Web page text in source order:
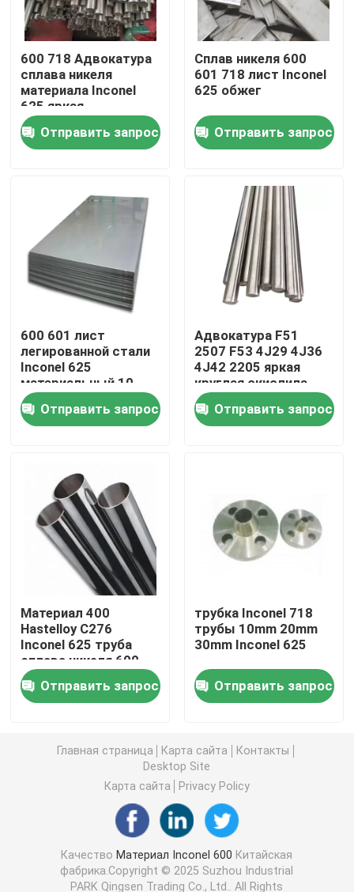
Дом
Продукты
Путешествие фабрики
Проверка качества
Свяжитесь мы
Материал Inconel 600
Материал Inconel 625
Инколой 800 Материал
Материал Inconel 718
Инколой 800 H
Incoloy 800HT
Hastelloy c 22
Hastelloy B3
600 718 Адвокатура
сплава никеля
материала Inconel
625 яркая
Отправить запрос
Сплав никеля 600
601 718 лист Inconel
625 обжег
Отправить запрос
600 601 лист
легированной стали
Inconel 625
материальный 10-
3000mm
Отправить запрос
Адвокатура F51
2507 F53 4J29 4J36
4J42 2205 яркая
круглая окислила
Отправить запрос
Материал 400
Hastelloy C276
Inconel 625 труба
сплава никеля 600
601 718 725 750 800
825Отправить запрос
трубка Inconel 718
трубы 10mm 20mm
30mm Inconel 625
Отправить запрос
Главная страница Карта сайта
Контакты
Desktop Site
Карта сайта
Privacy Policy
Качество Материал Inconel 600 Китайская
фабрика.Copyright © 2025 Suzhou Industrial
PARK Qingsen Trading Co., Ltd.. All Rights